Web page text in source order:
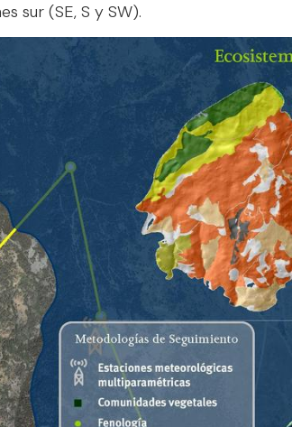
sur (SE, S y SW).